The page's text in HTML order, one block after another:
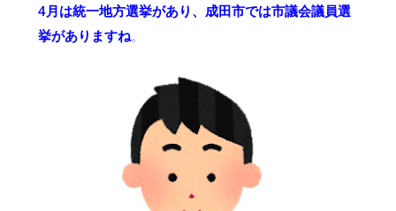
4月は統一地方選挙があり、成田市では市議会議員選
挙がありますね。